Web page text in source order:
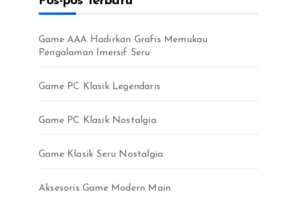
t
k
Game AAA Hadirkan Grafis Memukau
Pengalaman Imersif Seru
Game PC Klasik Legendaris
Game PC Klasik Nostalgia
Game Klasik Seru Nostalgia
Aksesoris Game Modern Main